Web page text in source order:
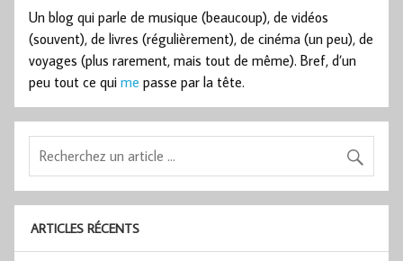
Un blog qui parle de musique (beaucoup), de vidéos
(souvent), de livres (régulièrement), de cinéma (un peu), de
voyages (plus rarement, mais tout de même). Bref, d’un
peu tout ce qui me passe par la tête.
ARTICLES RÉCENTS